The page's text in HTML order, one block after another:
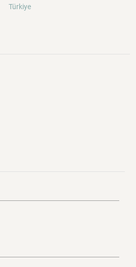
Türkiye